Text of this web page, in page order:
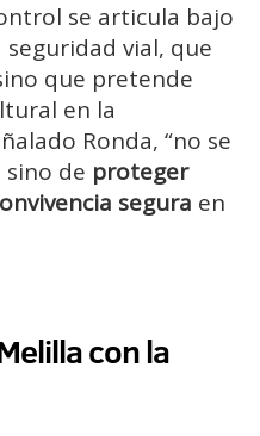
se articula bajo
vial, que
que pretende
en la
Ronda, “no se
de proteger
segura en
con la